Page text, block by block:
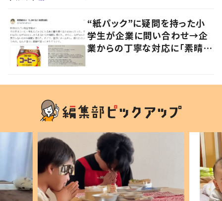
“紙パック”に疑問を持った小
学生が企業に問い合わせ→企
業からの丁寧な対応に「素晴ら